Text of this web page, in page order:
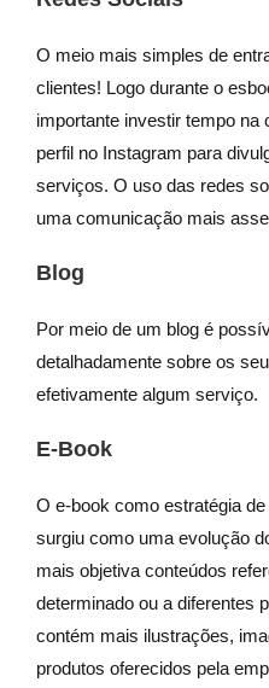
O meio mais simples de
clientes! Logo durante o
importante investir tempo na
perfil no Instagram para
serviços. O uso das redes
uma comunicação mais
Blog
Por meio de um blog é
detalhadamente sobre os
efetivamente algum serviço.
E-Book
O e-book como estratégia de
surgiu como uma evolução
mais objetiva conteúdos
determinado ou a diferentes
contém mais ilustrações,
produtos oferecidos pela